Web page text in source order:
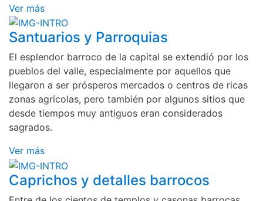
Ver más
Santuarios y Parroquias
El esplendor barroco de la capital se extendió por los
pueblos del valle, especialmente por aquellos que
llegaron a ser prósperos mercados o centros de ricas
zonas agrícolas, pero también por algunos sitios que
desde tiempos muy antiguos eran considerados
sagrados.
Ver más
Caprichos y detalles barrocos